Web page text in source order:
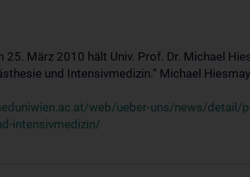
25. März 2010 hält Univ. Prof. Dr. Michael
und Intensivmedizin.“ Michael
web/ueber-uns/news/detail/
intensivmedizin/